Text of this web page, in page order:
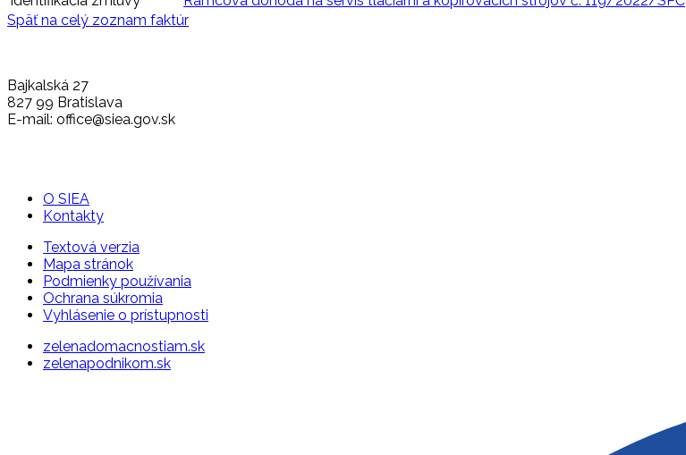
Späť na celý zoznam faktúr
Bajkalská 27
827 99 Bratislava
E-mail: office@siea.gov.sk
O SIEA
Kontakty
Textová verzia
Mapa stránok
Podmienky používania
Ochrana súkromia
Vyhlásenie o prístupnosti
zelenadomacnostiam.sk
zelenapodnikom.sk